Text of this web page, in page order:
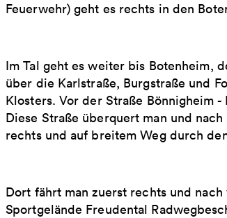
Feuerwehr) geht es rechts in den
Im Tal geht es weiter bis Botenheim,
über die Karlstraße, Burgstraße und
Klosters. Vor der Straße Bönnigheim
Diese Straße überquert man und
rechts und auf breitem Weg durch
Dort fährt man zuerst rechts und
Sportgelände Freudental